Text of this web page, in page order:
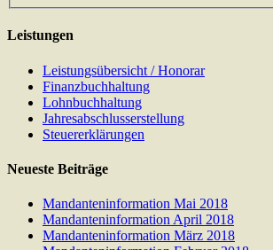
Leistungen
Leistungsübersicht / Honorar
Finanzbuchhaltung
Lohnbuchhaltung
Jahresabschlusserstellung
Steuererklärungen
Neueste Beiträge
Mandanteninformation Mai 2018
Mandanteninformation April 2018
Mandanteninformation März 2018